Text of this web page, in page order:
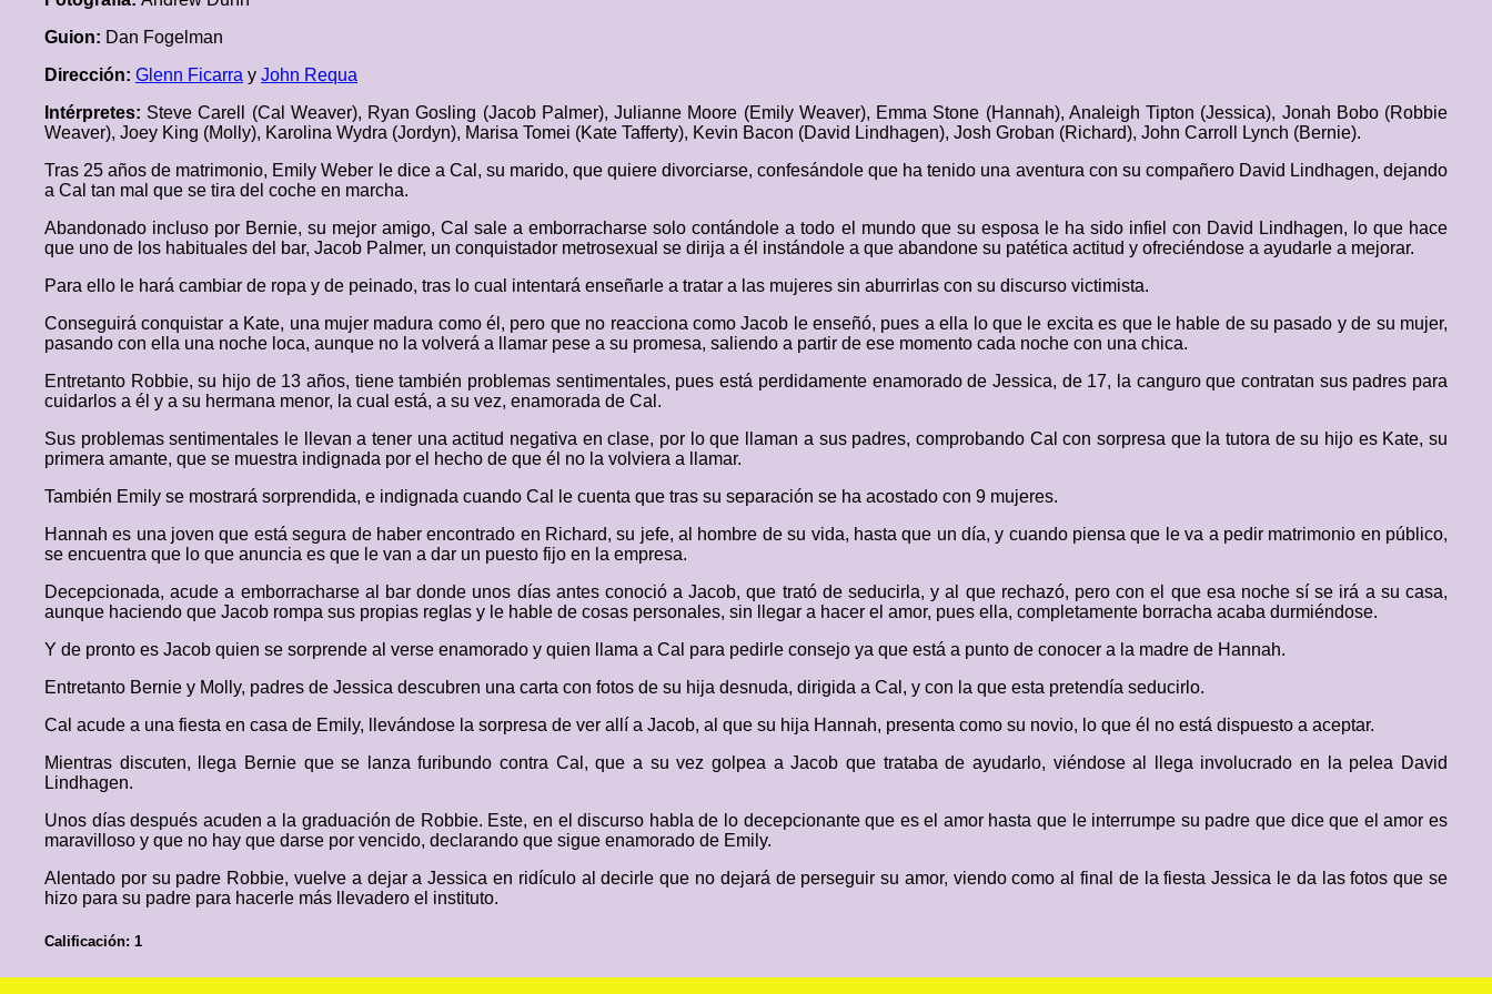
Guion: Dan Fogelman
Dirección: Glenn Ficarra y John Requa
Intérpretes: Steve Carell (Cal Weaver), Ryan Gosling (Jacob Palmer), Julianne Moore (Emily Weaver), Emma Stone (Hannah), Analeigh Tipton (Jessica), Jonah Bobo (Robbie
Weaver), Joey King (Molly), Karolina Wydra (Jordyn), Marisa Tomei (Kate Tafferty), Kevin Bacon (David Lindhagen), Josh Groban (Richard), John Carroll Lynch (Bernie).
Tras 25 años de matrimonio, Emily Weber le dice a Cal, su marido, que quiere divorciarse, confesándole que ha tenido una aventura con su compañero David Lindhagen, dejando
a Cal tan mal que se tira del coche en marcha.
Abandonado incluso por Bernie, su mejor amigo, Cal sale a emborracharse solo contándole a todo el mundo que su esposa le ha sido infiel con David Lindhagen, lo que hace
que uno de los habituales del bar, Jacob Palmer, un conquistador metrosexual se dirija a él instándole a que abandone su patética actitud y ofreciéndose a ayudarle a mejorar.
Para ello le hará cambiar de ropa y de peinado, tras lo cual intentará enseñarle a tratar a las mujeres sin aburrirlas con su discurso victimista.
Conseguirá conquistar a Kate, una mujer madura como él, pero que no reacciona como Jacob le enseñó, pues a ella lo que le excita es que le hable de su pasado y de su mujer,
pasando con ella una noche loca, aunque no la volverá a llamar pese a su promesa, saliendo a partir de ese momento cada noche con una chica.
Entretanto Robbie, su hijo de 13 años, tiene también problemas sentimentales, pues está perdidamente enamorado de Jessica, de 17, la canguro que contratan sus padres para
cuidarlos a él y a su hermana menor, la cual está, a su vez, enamorada de Cal.
Sus problemas sentimentales le llevan a tener una actitud negativa en clase, por lo que llaman a sus padres, comprobando Cal con sorpresa que la tutora de su hijo es Kate, su
primera amante, que se muestra indignada por el hecho de que él no la volviera a llamar.
También Emily se mostrará sorprendida, e indignada cuando Cal le cuenta que tras su separación se ha acostado con 9 mujeres.
Hannah es una joven que está segura de haber encontrado en Richard, su jefe, al hombre de su vida, hasta que un día, y cuando piensa que le va a pedir matrimonio en público,
se encuentra que lo que anuncia es que le van a dar un puesto fijo en la empresa.
Decepcionada, acude a emborracharse al bar donde unos días antes conoció a Jacob, que trató de seducirla, y al que rechazó, pero con el que esa noche sí se irá a su casa,
aunque haciendo que Jacob rompa sus propias reglas y le hable de cosas personales, sin llegar a hacer el amor, pues ella, completamente borracha acaba durmiéndose.
Y de pronto es Jacob quien se sorprende al verse enamorado y quien llama a Cal para pedirle consejo ya que está a punto de conocer a la madre de Hannah.
Entretanto Bernie y Molly, padres de Jessica descubren una carta con fotos de su hija desnuda, dirigida a Cal, y con la que esta pretendía seducirlo.
Cal acude a una fiesta en casa de Emily, llevándose la sorpresa de ver allí a Jacob, al que su hija Hannah, presenta como su novio, lo que él no está dispuesto a aceptar.
Mientras discuten, llega Bernie que se lanza furibundo contra Cal, que a su vez golpea a Jacob que trataba de ayudarlo, viéndose al llega involucrado en la pelea David
Lindhagen.
Unos días después acuden a la graduación de Robbie. Este, en el discurso habla de lo decepcionante que es el amor hasta que le interrumpe su padre que dice que el amor es
maravilloso y que no hay que darse por vencido, declarando que sigue enamorado de Emily.
Alentado por su padre Robbie, vuelve a dejar a Jessica en ridículo al decirle que no dejará de perseguir su amor, viendo como al final de la fiesta Jessica le da las fotos que se
hizo para su padre para hacerle más llevadero el instituto.
Calificación: 1